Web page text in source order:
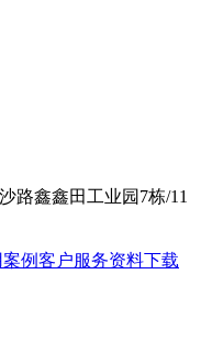
路鑫鑫田工业园7栋/11
例客户服务资料下载